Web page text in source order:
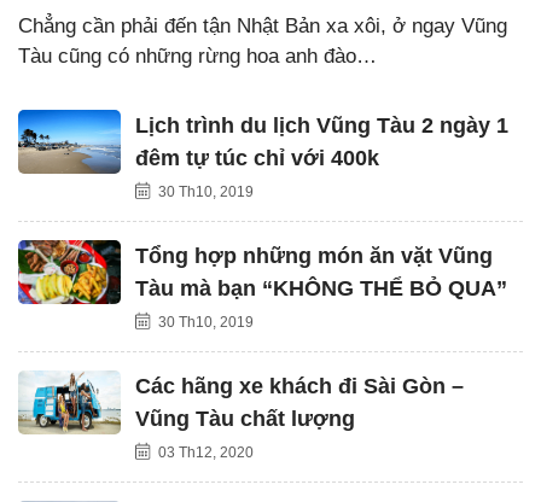
Chẳng cần phải đến tận Nhật Bản xa xôi, ở ngay Vũng
Tàu cũng có những rừng hoa anh đào…
Lịch trình du lịch Vũng Tàu 2 ngày 1
đêm tự túc chỉ với 400k
30 Th10, 2019
Tổng hợp những món ăn vặt Vũng
Tàu mà bạn “KHÔNG THỂ BỎ QUA”
30 Th10, 2019
Các hãng xe khách đi Sài Gòn –
Vũng Tàu chất lượng
03 Th12, 2020